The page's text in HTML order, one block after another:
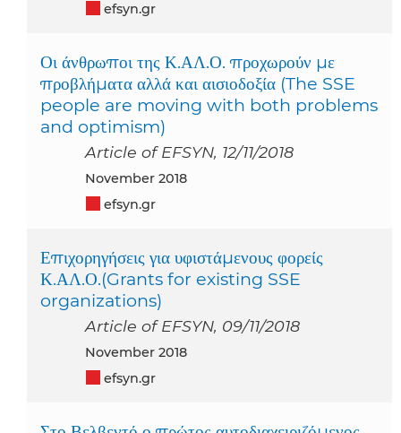
efsyn.gr
Οι άνθρωποι της Κ.ΑΛ.Ο. προχωρούν με
προβλήματα αλλά και αισιοδοξία (The SSE
people are moving with both problems
and optimism)
Article of EFSYN, 12/11/2018
November 2018
efsyn.gr
Επιχορηγήσεις για υφιστάμενους φορείς
Κ.ΑΛ.Ο.(Grants for existing SSE
organizations)
Article of EFSYN, 09/11/2018
November 2018
efsyn.gr